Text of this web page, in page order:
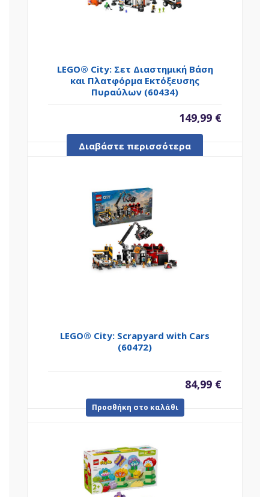
LEGO® City: Σετ Διαστημική Βάση
και Πλατφόρμα Εκτόξευσης
Πυραύλων (60434)
149,99 €
Διαβάστε περισσότερα
LEGO® City: Scrapyard with Cars
(60472)
84,99 €
Προσθήκη στο καλάθι